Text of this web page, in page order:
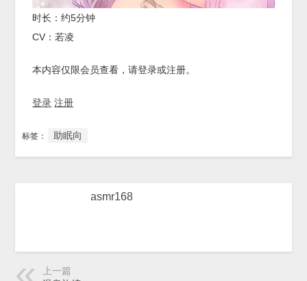
时长：约5分钟
CV：若凌
本内容仅限会员查看，请登录或注册。
登录 注册
标签： 助眠向
asmr168
上一篇